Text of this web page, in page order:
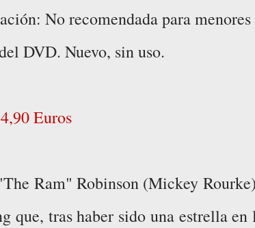
No recomendada para menores
DVD. Nuevo, sin uso.
Euros
Ram" Robinson (Mickey
que, tras haber sido una estrella